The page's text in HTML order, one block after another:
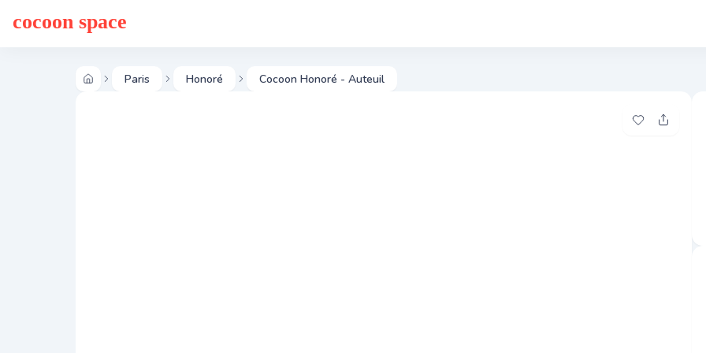
cocoon space
Paris Honoré Cocoon Honoré - Auteuil
Ajouter à